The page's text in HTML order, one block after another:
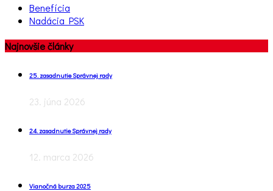
Benefícia
Nadácia PSK
Najnovšie články
25. zasadnutie Správnej rady
23. júna 2026
24. zasadnutie Správnej rady
12. marca 2026
Vianočná burza 2025